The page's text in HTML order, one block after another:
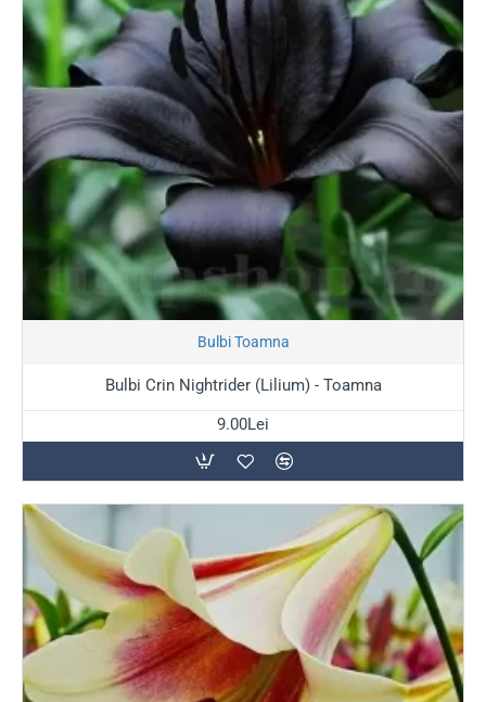
Bulbi Toamna
Bulbi Crin Nightrider (Lilium) - Toamna
9.00Lei